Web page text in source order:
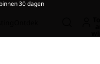
30 dagen